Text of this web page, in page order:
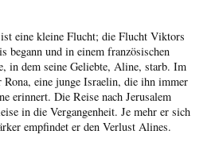
eine kleine Flucht; die Flucht Viktors
begann und in einem französischen
in dem seine Geliebte, Aline, starb. Im
eine junge Israelin, die ihn immer
erinnert. Die Reise nach Jerusalem
in die Vergangenheit. Je mehr er sich
empfindet er den Verlust Alines.